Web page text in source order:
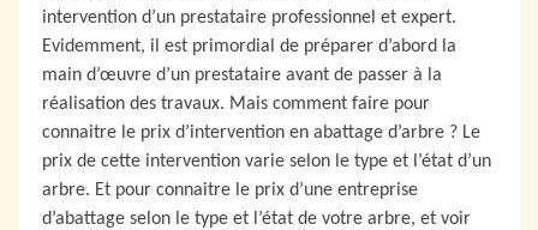
intervention d’un prestataire professionnel et expert.
Evidemment, il est primordial de préparer d’abord la
main d’œuvre d’un prestataire avant de passer à la
réalisation des travaux. Mais comment faire pour
connaitre le prix d’intervention en abattage d’arbre ? Le
prix de cette intervention varie selon le type et l’état d’un
arbre. Et pour connaitre le prix d’une entreprise
d’abattage selon le type et l’état de votre arbre, et voir